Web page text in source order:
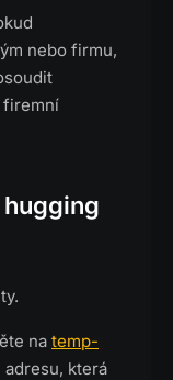
nebo firmu,
firemní
na temp-
která